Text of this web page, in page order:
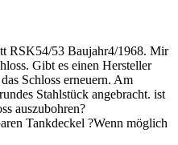
RSK54/53 Baujahr4/1968. Mir
Gibt es einen Hersteller
Schloss erneuern. Am
Stahlstück angebracht. ist
auszubohren?
Tankdeckel ?Wenn möglich